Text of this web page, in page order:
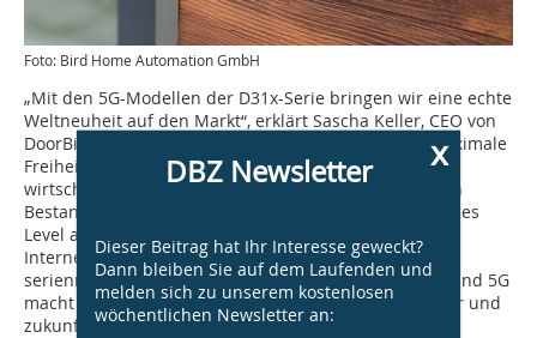
Foto: Bird Home Automation GmbH
„Mit den 5G-Modellen der D31x-Serie bringen wir eine echte
Weltneuheit auf den Markt“, erklärt Sascha Keller, CEO von
DoorBird. „Unsere Partner und Kunden gewinnen maximale
Freiheit bei Installation und Verwaltung sowie eine
wirtschaftlich attraktive Lösung zur Digitalisierung von
Bestandsgebäuden. Gleichzeitig erreichen wir ein neues
Level an Ausfallsicherheit. Ob 5G als primäre
Internetverbindung oder als intelligentes Backup: Die
serienmäßige Kombination aus Power-over-Ethernet und 5G
macht Türkommunikation zuverlässiger, unabhängiger und
zukunftssicher.“
x
DBZ Newsletter
Dieser Beitrag hat Ihr Interesse geweckt?
Dann bleiben Sie auf dem Laufenden und
melden sich zu unserem kostenlosen
wöchentlichen Newsletter an: